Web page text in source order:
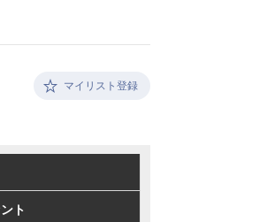
マイリスト登録
ト
ト